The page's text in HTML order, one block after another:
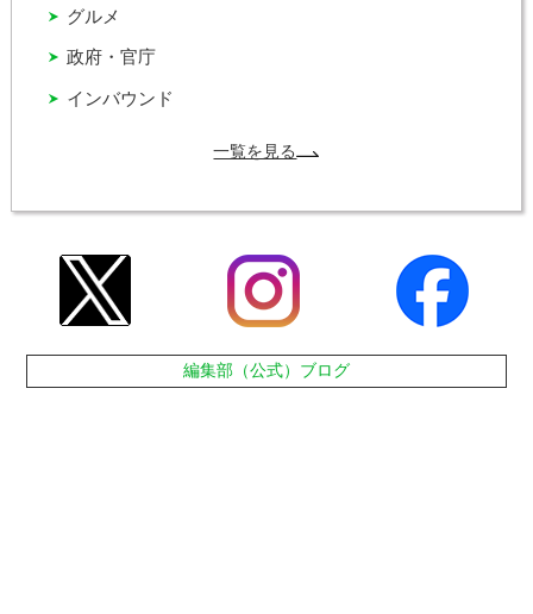
インバウンド
グルメ
政府・官庁
一覧を見る
編集部（公式）ブログ